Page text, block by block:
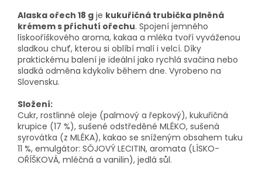
Alaska ořech 18 g je kukuřičná trubička plněná
krémem s příchutí ořechu. Spojení jemného
lískooříškového aroma, kakaa a mléka tvoří vyváženou
sladkou chuť, kterou si oblíbí malí i velcí. Díky
praktickému balení je ideální jako rychlá svačina nebo
sladká odměna kdykoliv během dne. Vyrobeno na
Slovensku.
Složení:
Cukr, rostlinné oleje (palmový a řepkový), kukuřičná
krupice (17 %), sušené odstředěné MLÉKO, sušená
syrovátka (z MLÉKA), kakao se sníženým obsahem tuku
11 %, emulgátor: SÓJOVÝ LECITIN, aromata (LÍSKO-
OŘÍŠKOVÁ, mléčná a vanilin), jedlá sůl.